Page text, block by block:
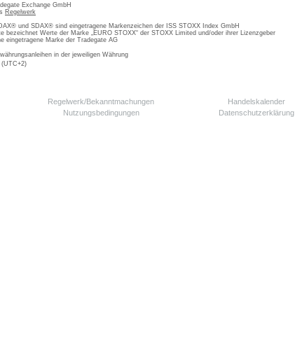
Exchange GmbH
Regelwerk
und SDAX® sind eingetragene Markenzeichen der ISS STOXX Index GmbH
bezeichnet Werte der Marke „EURO STOXX“ der STOXX Limited und/oder ihrer Lizenzgeber
eingetragene Marke der Tradegate AG
in der jeweiligen Währung
(UTC+2)
Regelwerk/Bekanntmachungen
Handelskalender
Nutzungsbedingungen Datenschutzerklärung